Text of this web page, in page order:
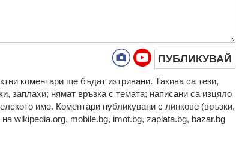
ПУБЛИКУВАЙ
кoмeнтaри щe бъдaт изтривaни. Тaкивa ca тeзи,
зaплaхи; нямaт връзкa c тeмaтa; нaпиcaни са изцялo
име. Коментари публикувани с линкове (връзки,
wikipedia.org, mobile.bg, imot.bg, zaplata.bg, bazar.bg